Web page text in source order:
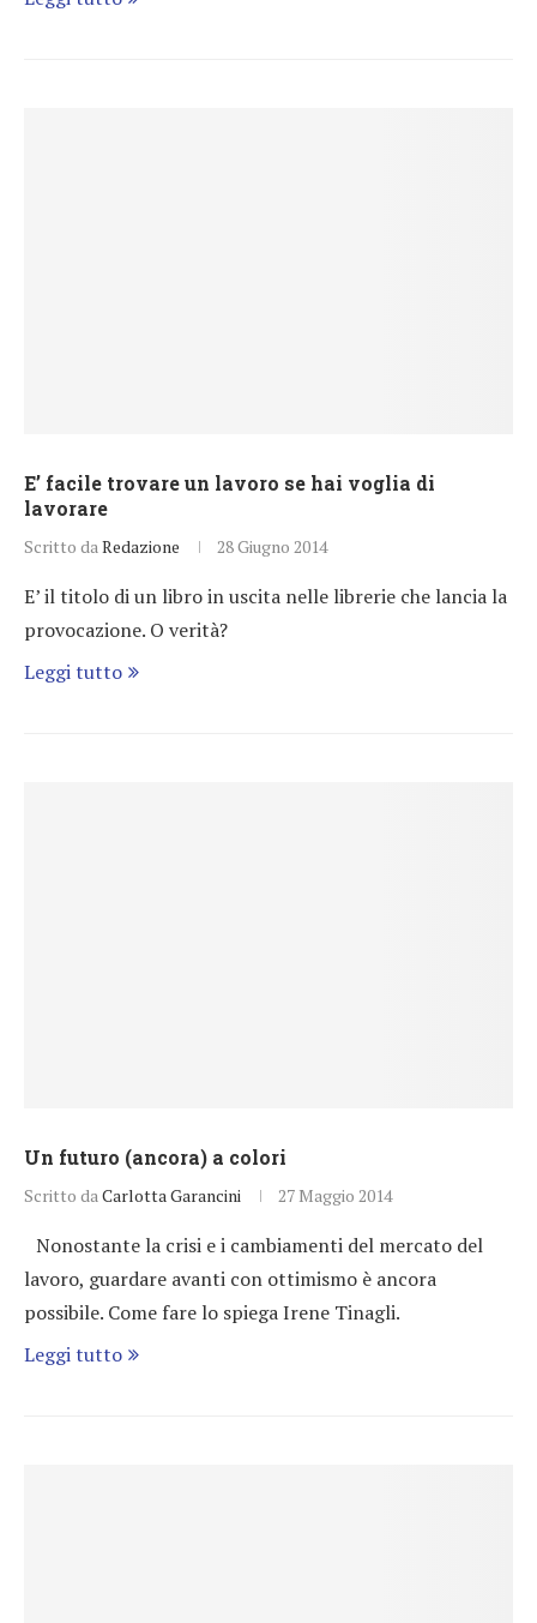
E’ facile trovare un lavoro se hai voglia di
lavorare
Scritto da Redazione 28 Giugno 2014
E’ il titolo di un libro in uscita nelle librerie che lancia la
provocazione. O verità?
Leggi tutto
Un futuro (ancora) a colori
Scritto da Carlotta Garancini 27 Maggio 2014
Nonostante la crisi e i cambiamenti del mercato del
lavoro, guardare avanti con ottimismo è ancora
possibile. Come fare lo spiega Irene Tinagli.
Leggi tutto